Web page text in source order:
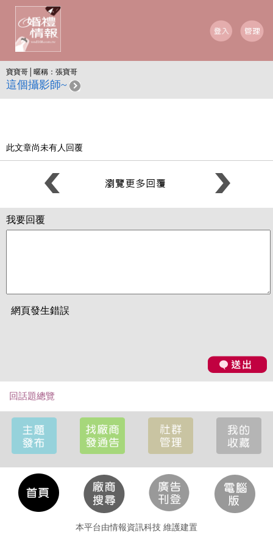
寶寶哥│暱稱：張寶哥
這個攝影師~
此文章尚未有人回覆
我要回覆
回話題總覽
本平台由情報資訊科技 維護建置